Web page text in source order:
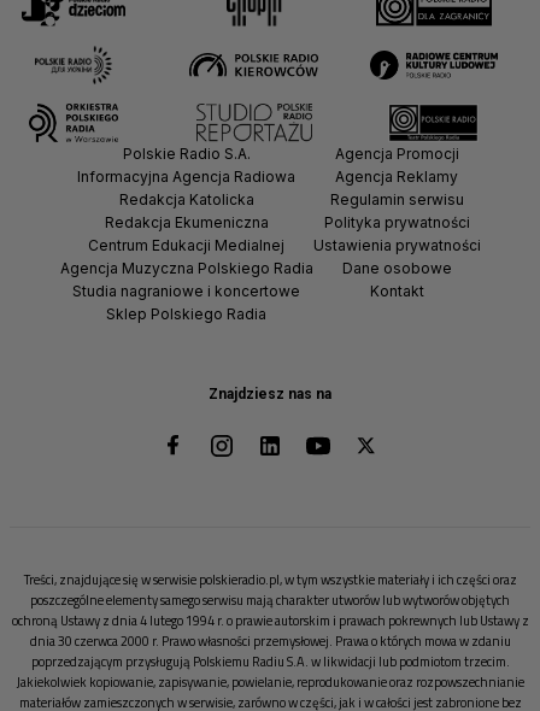
Znajdziesz nas na
Polskie Radio S.A.
Informacyjna Agencja Radiowa
Redakcja Katolicka
Redakcja Ekumeniczna
Centrum Edukacji Medialnej
Agencja Muzyczna Polskiego Radia
Studia nagraniowe i koncertowe
Sklep Polskiego Radia
Agencja Promocji
Agencja Reklamy
Regulamin serwisu
Polityka prywatności
Ustawienia prywatności
Dane osobowe
Kontakt
Treści, znajdujące się w serwisie polskieradio.pl, w tym wszystkie materiały i ich części oraz
poszczególne elementy samego serwisu mają charakter utworów lub wytworów objętych
ochroną Ustawy z dnia 4 lutego 1994 r. o prawie autorskim i prawach pokrewnych lub Ustawy z
dnia 30 czerwca 2000 r. Prawo własności przemysłowej. Prawa o których mowa w zdaniu
poprzedzającym przysługują Polskiemu Radiu S.A. w likwidacji lub podmiotom trzecim.
Jakiekolwiek kopiowanie, zapisywanie, powielanie, reprodukowanie oraz rozpowszechnianie
materiałów zamieszczonych w serwisie, zarówno w części, jak i w całości jest zabronione bez